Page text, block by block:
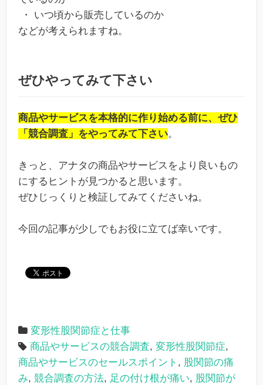
・ いつ頃から販売しているのか
などが考えられますね。
ぜひやってみて下さい
商品やサービスを本格的に作り始める前に、ぜひ
「競合調査」をやってみて下さい。
きっと、アナタの商品やサービスをより良いもの
にするヒントが見つかると思います。
ぜひじっくりと検証してみてくださいね。
今回の記事が少しでもお役に立てば幸いです。
変形性股関節症と仕事
商品やサービスの競合調査, 変形性股関節症,
商品やサービスのセールスポイント , 股関節の痛
み, 競合調査の方法, 足の付け根が痛い, 股関節が